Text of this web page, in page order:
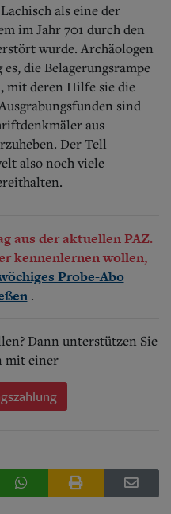
als eine der
im Jahr 701 durch den
wurde. Archäologen
die Belagerungsrampe
mit deren Hilfe sie die
sind
aus
Der Tell
also noch viele
aus der aktuellen PAZ.
kennenlernen wollen,
Probe-Abo
.
Dann unterstützen Sie
mit einer